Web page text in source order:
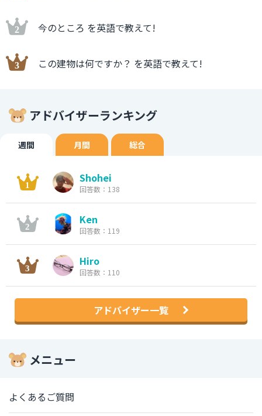
今のところ を英語で教えて!
この建物は何ですか？ を英語で教えて!
アドバイザーランキング
週間 月間 総合
Shohei
回答数：138
Ken
回答数：119
Hiro
回答数：110
アドバイザー一覧
メニュー
よくあるご質問